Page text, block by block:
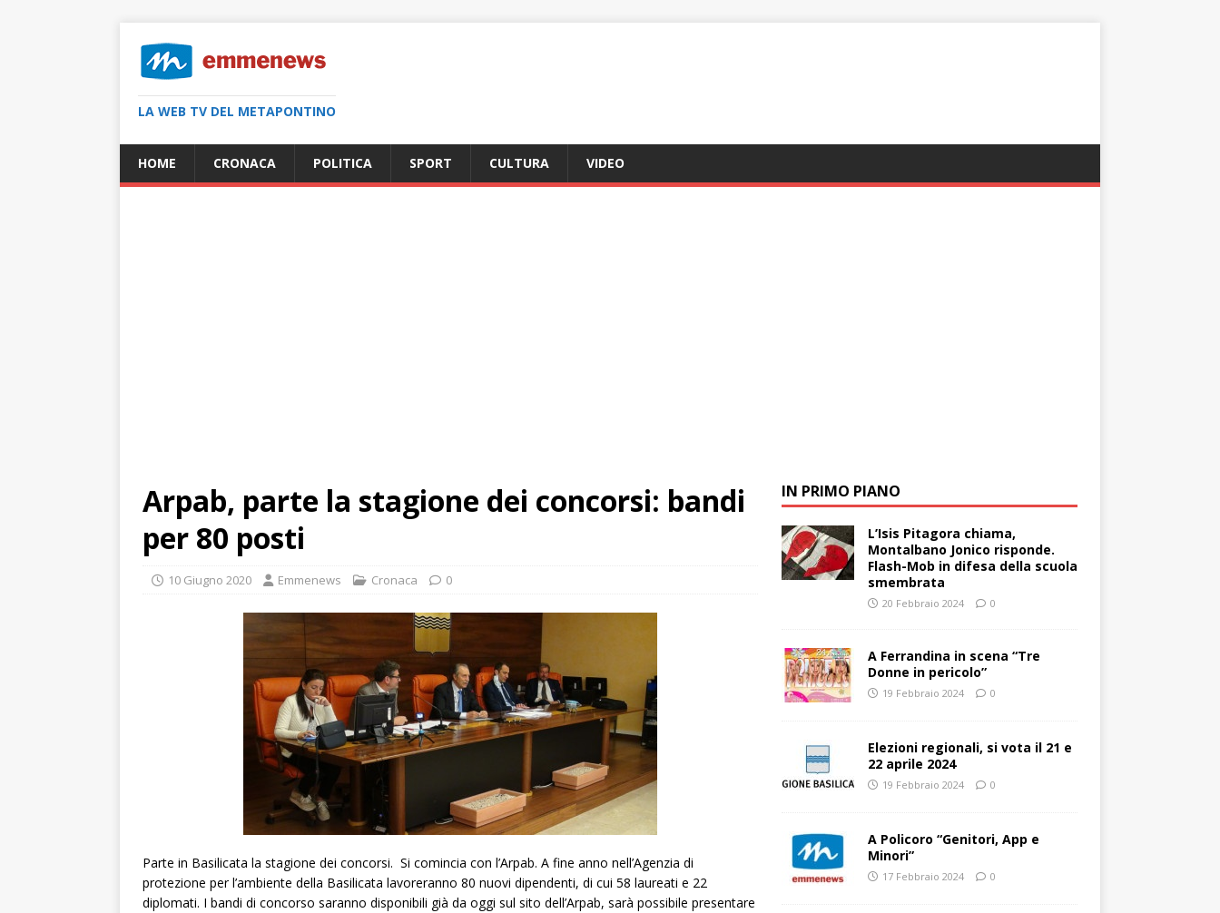
LA WEB TV DEL METAPONTINO
HOME CRONACA POLITICA SPORT CULTURA VIDEO
Arpab, parte la stagione dei concorsi: bandi
per 80 posti
10 Giugno 2020 Emmenews Cronaca 0
Parte in Basilicata la stagione dei concorsi. Si comincia con l’Arpab. A fine anno nell’Agenzia di
protezione per l’ambiente della Basilicata lavoreranno 80 nuovi dipendenti, di cui 58 laureati e 22
diplomati. I bandi di concorso saranno disponibili già da oggi sul sito dell’Arpab, sarà possibile presentare
IN PRIMO PIANO
L’Isis Pitagora chiama,
Montalbano Jonico risponde.
Flash-Mob in difesa della scuola
smembrata
20 Febbraio 2024 0
A Ferrandina in scena “Tre
Donne in pericolo”
19 Febbraio 2024 0
Elezioni regionali, si vota il 21 e
22 aprile 2024
19 Febbraio 2024 0
A Policoro “Genitori, App e
Minori”
17 Febbraio 2024 0